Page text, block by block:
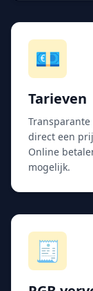
💶
Tarieven
direct een
Online
mogelijk.
🧾